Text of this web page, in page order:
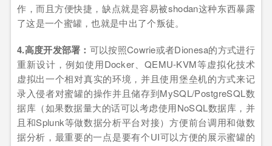
作，而且方便快捷，缺点就是容易被shodan这种东西暴露
了这是一个蜜罐，也就是中出了个叛徒。
4.高度开发部署： 可以按照Cowrie或者Dionesa的方式进行
重新设计，例如使用Docker、QEMU-KVM等虚拟化技术
虚拟出一个相对真实的环境，并且使用堡垒机的方式来记
录入侵者对蜜罐的操作并且储存到MySQL/PostgreSQL数
据库（如果数据量大的话可以考虑使用NoSQL数据库，并
且和Splunk等做数据分析平台对接）方便前台调用和做数
据分析，最重要的一点是要有个UI可以方便的展示蜜罐的